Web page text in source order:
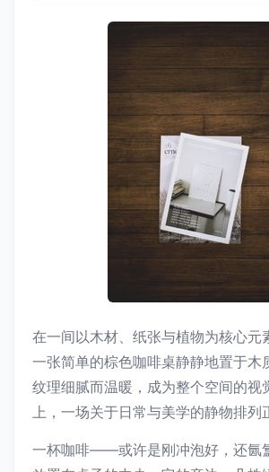
在一间以木材、纸张与植物为核心元
一张简单的棕色咖啡桌静静地置于木
纹理细腻而温暖，成为整个空间的视
上，一场关于日常与美学的静物排列
一杯咖啡——或许是刚冲泡好，还